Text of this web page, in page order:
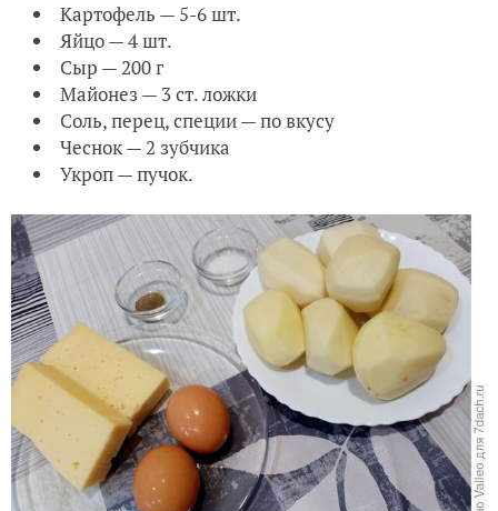
Картофель — 5-6 шт.
Яйцо — 4 шт.
Сыр — 200 г
Майонез — 3 ст. ложки
Соль, перец, специи — по вкусу
Чеснок — 2 зубчика
Укроп — пучок.